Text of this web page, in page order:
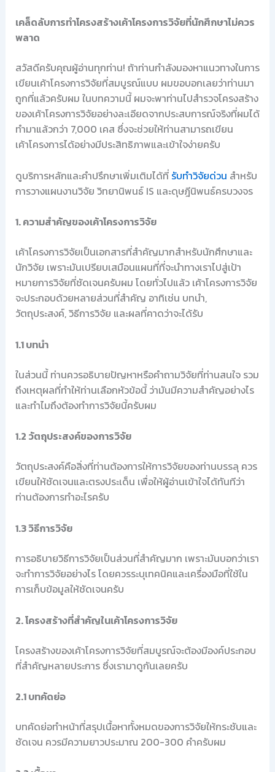
เคล็ดลับการทำโครงสร้างเค้าโครงการวิจัยที่นักศึกษาไม่ควร
พลาด
สวัสดีครับคุณผู้อ่านทุกท่าน! ถ้าท่านกำลังมองหาแนวทางในการ
เขียนเค้าโครงการวิจัยที่สมบูรณ์แบบ ผมขอบอกเลยว่าท่านมา
ถูกที่แล้วครับผม ในบทความนี้ ผมจะพาท่านไปสำรวจโครงสร้าง
ของเค้าโครงการวิจัยอย่างละเอียดจากประสบการณ์จริงที่ผมได้
ทำมาแล้วกว่า 7,000 เคส ซึ่งจะช่วยให้ท่านสามารถเขียน
เค้าโครงการได้อย่างมีประสิทธิภาพและเข้าใจง่ายครับ
ดูบริการหลักและคำปรึกษาเพิ่มเติมได้ที่ รับทำวิจัยด่วน สำหรับ
การวางแผนงานวิจัย วิทยานิพนธ์ IS และดุษฎีนิพนธ์ครบวงจร
1. ความสำคัญของเค้าโครงการวิจัย
เค้าโครงการวิจัยเป็นเอกสารที่สำคัญมากสำหรับนักศึกษาและ
นักวิจัย เพราะมันเปรียบเสมือนแผนที่ที่จะนำทางเราไปสู่เป้า
หมายการวิจัยที่ชัดเจนครับผม โดยทั่วไปแล้ว เค้าโครงการวิจัย
จะประกอบด้วยหลายส่วนที่สำคัญ อาทิเช่น บทนำ,
วัตถุประสงค์, วิธีการวิจัย และผลที่คาดว่าจะได้รับ
1.1 บทนำ
ในส่วนนี้ ท่านควรอธิบายปัญหาหรือคำถามวิจัยที่ท่านสนใจ รวม
ถึงเหตุผลที่ทำให้ท่านเลือกหัวข้อนี้ ว่ามันมีความสำคัญอย่างไร
และทำไมถึงต้องทำการวิจัยนี้ครับผม
1.2 วัตถุประสงค์ของการวิจัย
วัตถุประสงค์คือสิ่งที่ท่านต้องการให้การวิจัยของท่านบรรลุ ควร
เขียนให้ชัดเจนและตรงประเด็น เพื่อให้ผู้อ่านเข้าใจได้ทันทีว่า
ท่านต้องการทำอะไรครับ
1.3 วิธีการวิจัย
การอธิบายวิธีการวิจัยเป็นส่วนที่สำคัญมาก เพราะมันบอกว่าเรา
จะทำการวิจัยอย่างไร โดยควรระบุเทคนิคและเครื่องมือที่ใช้ใน
การเก็บข้อมูลให้ชัดเจนครับ
2. โครงสร้างที่สำคัญในเค้าโครงการวิจัย
โครงสร้างของเค้าโครงการวิจัยที่สมบูรณ์จะต้องมีองค์ประกอบ
ที่สำคัญหลายประการ ซึ่งเรามาดูกันเลยครับ
2.1 บทคัดย่อ
บทคัดย่อทำหน้าที่สรุปเนื้อหาทั้งหมดของการวิจัยให้กระชับและ
ชัดเจน ควรมีความยาวประมาณ 200-300 คำครับผม